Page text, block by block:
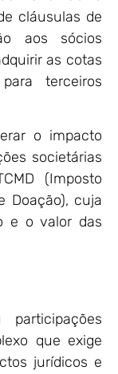
cláusulas de
aos sócios
as cotas
terceiros
o impacto
societárias
(Imposto
Doação), cuja
e o valor das
que exige
jurídicos e